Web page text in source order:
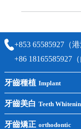
可以，請盡早通過
+853 65585927（港
+86 18165585927（
牙齒種植 Implant
前牙種植
後牙種植
牙齒美白 Teeth
冷光美白
牙齒矯正 orthodontic